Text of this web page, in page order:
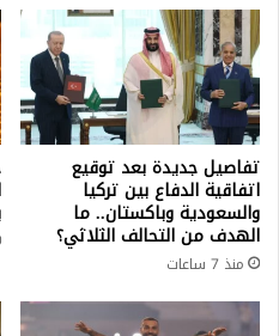
تفاصيل جديدة بعد توقيع
اتفاقية الدفاع بين تركيا
والسعودية وباكستان.. ما
الهدف من التحالف الثلاثي؟
منذ 7 ساعات